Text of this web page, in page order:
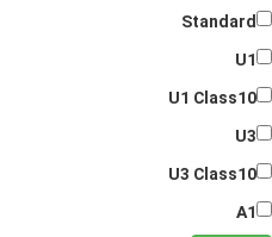
Standard
U1
U1 Class10
U3
U3 Class10
A1